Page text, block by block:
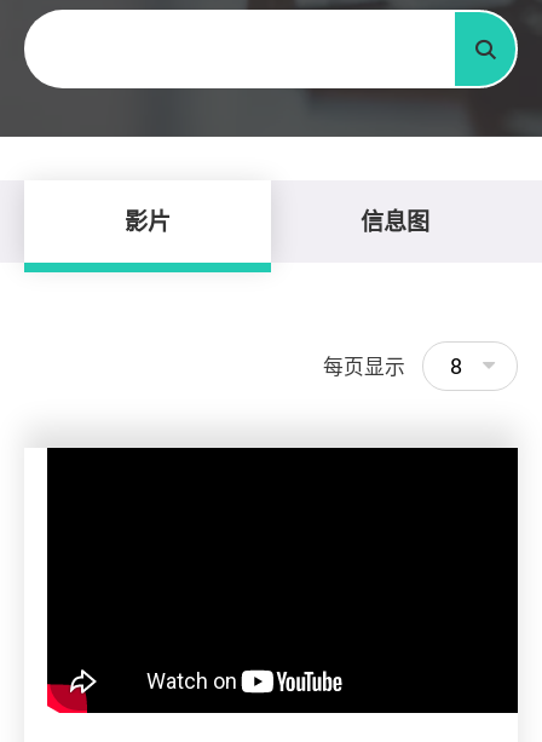
关键字
搜寻
影片 信息图
每页显示 8